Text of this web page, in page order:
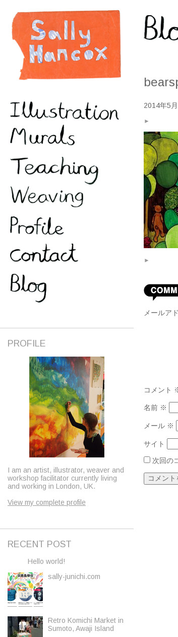
2014年5
►
►
メールア
コメント
名前 ※
メール ※
サイト
次回の
PROFILE
I am an artist, illustrator, weaver and
workshop facilitator currently living
and working in London, UK.
View my complete profile
RECENT POST
Hello world!
sally-junichi.com
Retro Komichi Market in
Sumoto, Awaji Island